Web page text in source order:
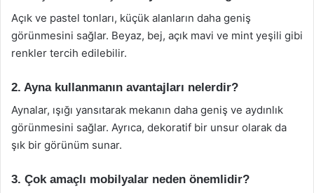
Açık ve pastel tonları, küçük alanların daha geniş
görünmesini sağlar. Beyaz, bej, açık mavi ve mint yeşili gibi
renkler tercih edilebilir.
2. Ayna kullanmanın avantajları nelerdir?
Aynalar, ışığı yansıtarak mekanın daha geniş ve aydınlık
görünmesini sağlar. Ayrıca, dekoratif bir unsur olarak da
şık bir görünüm sunar.
3. Çok amaçlı mobilyalar neden önemlidir?